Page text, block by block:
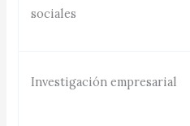
sociales
Investigación empresarial